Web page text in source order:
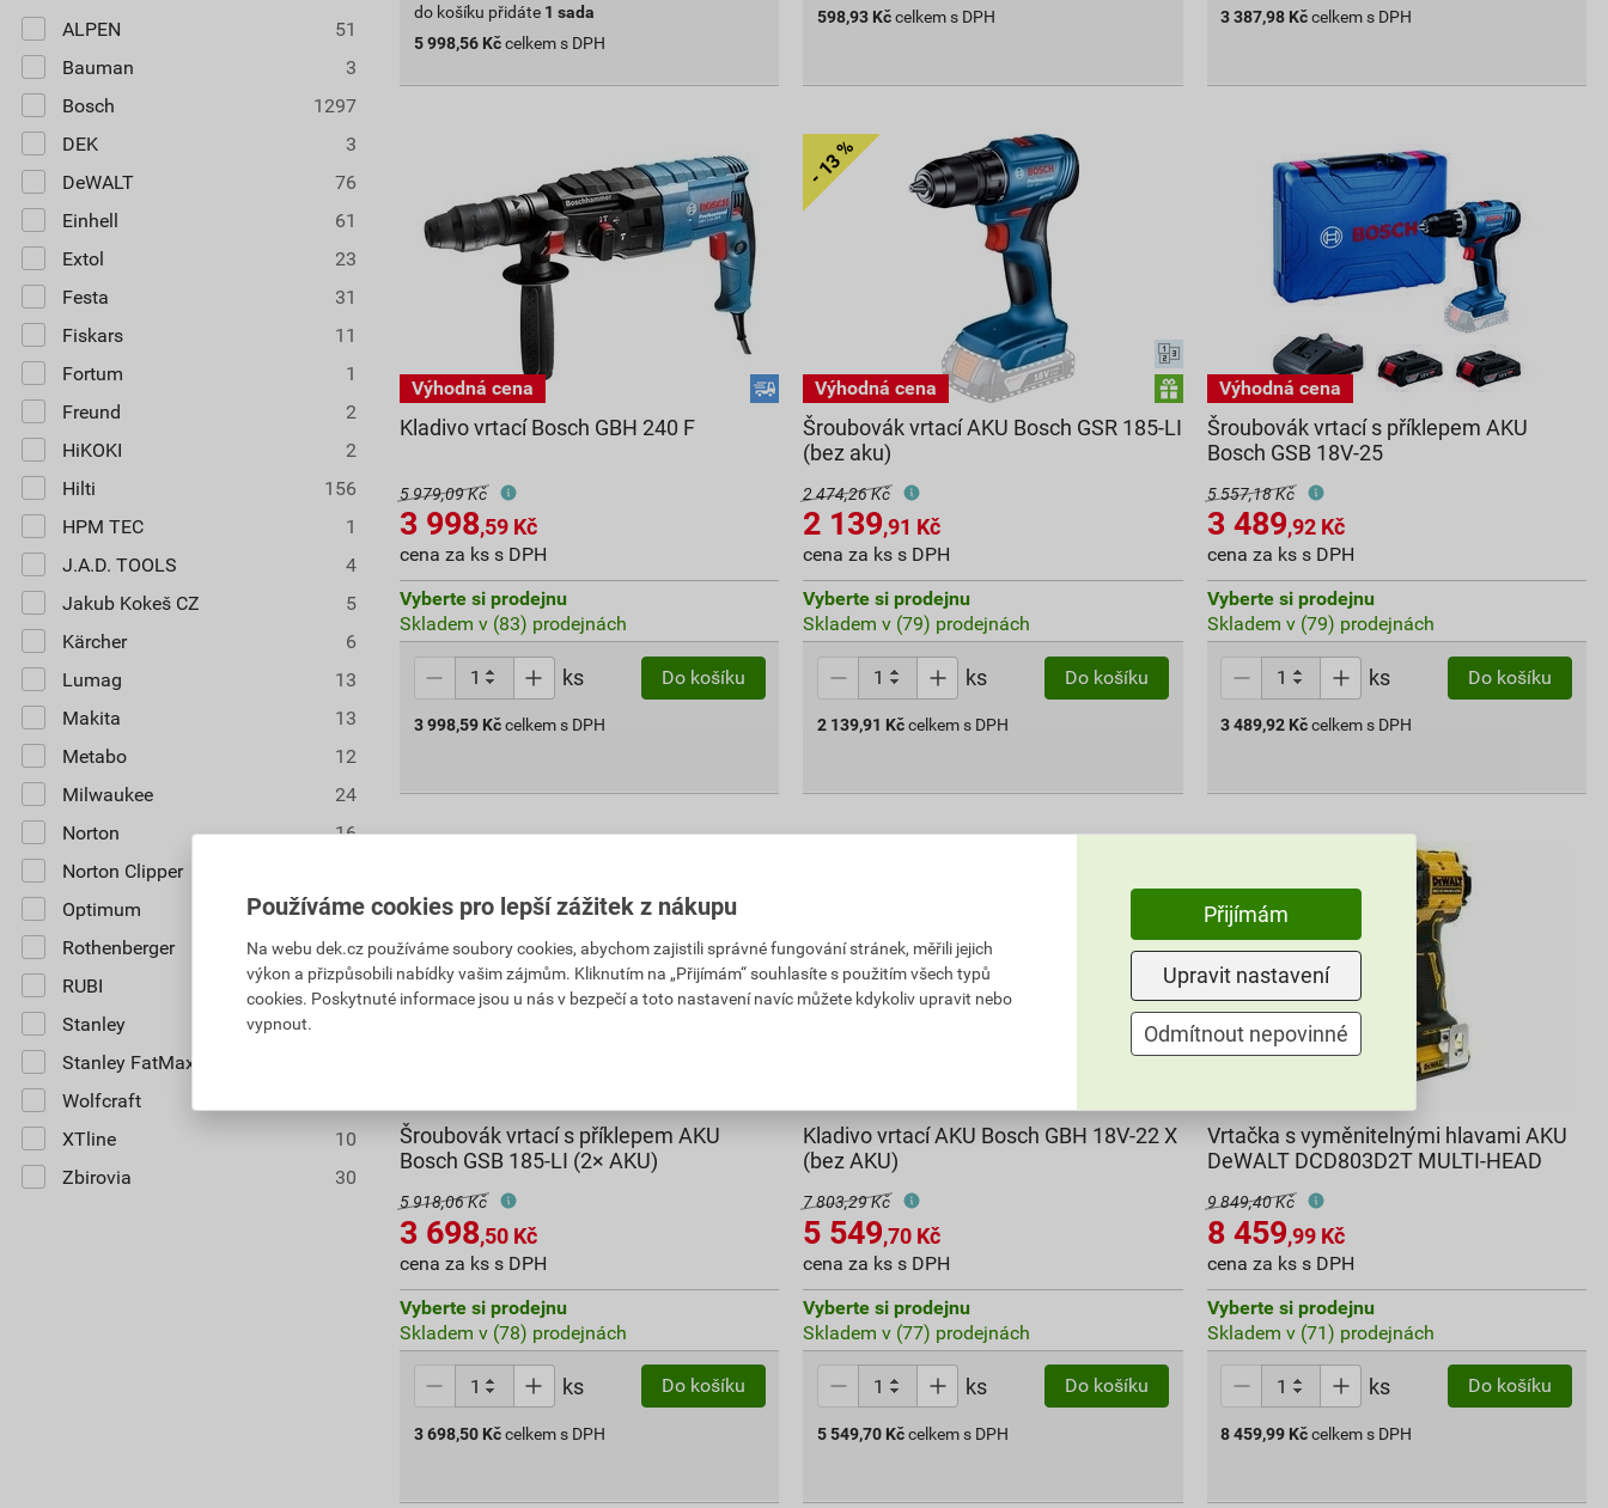
ALPEN
51
Bauman
3
Bosch
1297
DEK
3
DeWALT
76
Einhell
61
Extol
23
Festa
31
Fiskars
11
Fortum
1
Freund
2
HiKOKI
2
Hilti
156
HPM TEC
1
J.A.D. TOOLS
4
Jakub Kokeš CZ
5
Kärcher
6
Lumag
13
Makita
13
Metabo
12
Milwaukee
24
Norton
16
Norton Clipper
Optimum
2
Rothenberger
58
RUBI
3
Stanley
Stanley FatMax
Wolfcraft
XTline
10
Zbirovia
30
do košíku přidáte 1 sada
5 998,56 Kč celkem s DPH
598,93 Kčcelkem s DPH 3 387,98 Kč celkem s DPH
Kladivo vrtací Bosch GBH 240 F
5 979,09 Kč
3 998,59 Kč
cena za ks s DPH
Vyberte si prodejnu
Skladem v (83) prodejnách
ks Do košíku
3 998,59 Kč celkem s DPH
Šroubovák vrtací AKU Bosch GSR 185-LI
(bez aku)
2 474,26 Kč
2 139,91 Kč
cena za ks s DPH
Vyberte si prodejnu
Skladem v (79) prodejnách
ks Do košíku
2 139,91 Kčcelkem s DPH
Šroubovák vrtací s příklepem AKU
Bosch GSB 18V-25
5 557,18 Kč
3 489,92Kč
cena za ks s DPH
Vyberte si prodejnu
Skladem v (79) prodejnách
ks Do košíku
3 489,92 Kč celkem s DPH
Šroubovák vrtací s příklepem AKU
Bosch GSB 185-LI (2× AKU)
5 918,06 Kč
3 698,50 Kč
cena za ks s DPH
Vyberte si prodejnu
Skladem v (78) prodejnách
ks Do košíku
3 698,50 Kč celkem s DPH
Kladivo vrtací AKU Bosch GBH 18V-22 X
(bez AKU)
7 803,29 Kč
5 549,70 Kč
cena za ks s DPH
Vyberte si prodejnu
Skladem v (77) prodejnách
ks Do košíku
5 549,70 Kčcelkem s DPH
Vrtačka s vyměnitelnými hlavami AKU
DeWALT DCD803D2T MULTI-HEAD
9 849,40 Kč
8 459,99Kč
cena za ks s DPH
Vyberte si prodejnu
Skladem v (71) prodejnách
ks Do košíku
8 459,99 Kč celkem s DPH
Používáme cookies pro lepší zážitek z nákupu
Na webu dek.cz používáme soubory cookies, abychom zajistili správné fungování stránek, měřili jejich
výkon a přizpůsobili nabídky vašim zájmům. Kliknutím na „Přijímám“ souhlasíte s použitím všech typů
cookies. Poskytnuté informace jsou u nás v bezpečí a toto nastavení navíc můžete kdykoliv upravit nebo
vypnout.
Přijímám
Upravit nastavení
Odmítnout nepovinné